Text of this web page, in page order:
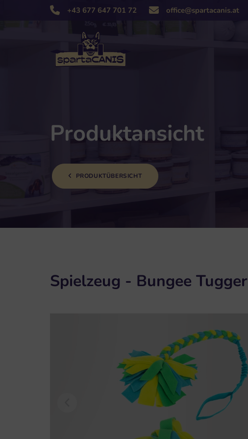
+43 677 647 701 72
Produktansicht
PRODUKTÜBERSICHT
Spielzeug - Bungee Tugger